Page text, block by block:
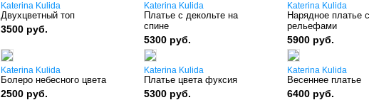
Katerina Kulida
Двухцветный топ
3500 руб.
Katerina Kulida
Платье с декольте на
спине
5300 руб.
Katerina Kulida
Нарядное платье с
рельефами
5900 руб.
Katerina Kulida
Болеро небесного цвета
2500 руб.
Katerina Kulida
Платье цвета фуксия
5300 руб.
Katerina Kulida
Весеннее платье
6400 руб.